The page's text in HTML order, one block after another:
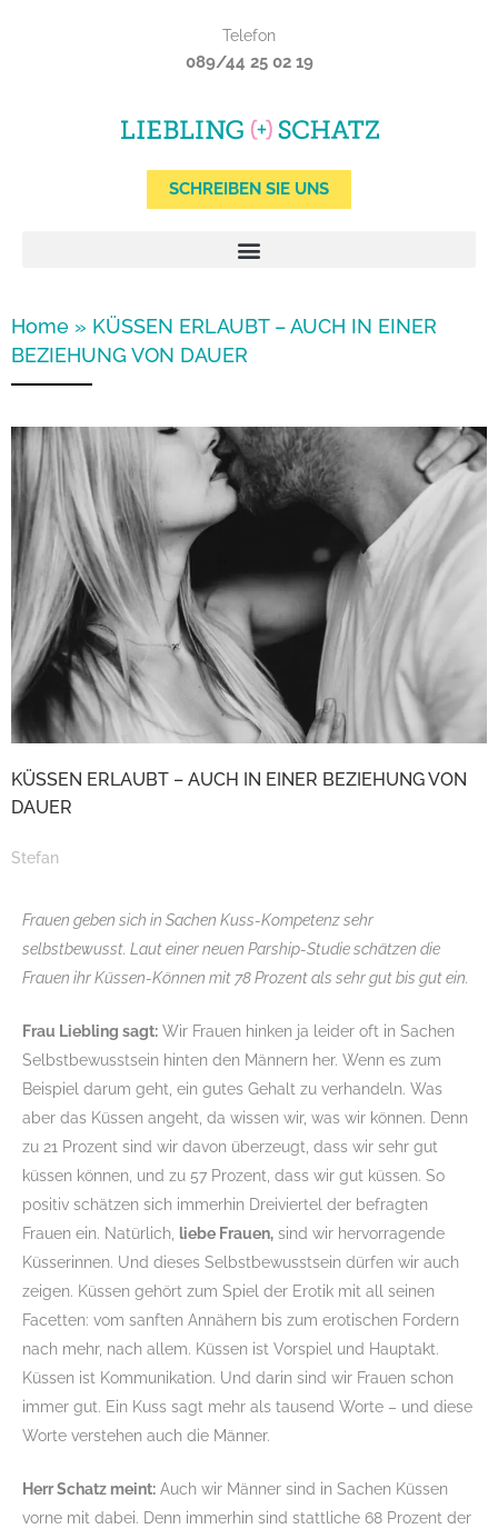
Telefon
089/44 25 02 19
SCHREIBEN SIE UNS
Home » KÜSSEN ERLAUBT – AUCH IN EINER
BEZIEHUNG VON DAUER
KÜSSEN ERLAUBT – AUCH IN EINER BEZIEHUNG VON
DAUER
Stefan
Frauen geben sich in Sachen Kuss-Kompetenz sehr
selbstbewusst. Laut einer neuen Parship-Studie schätzen die
Frauen ihr Küssen-Können mit 78 Prozent als sehr gut bis gut ein.
Frau Liebling sagt: Wir Frauen hinken ja leider oft in Sachen
Selbstbewusstsein hinten den Männern her. Wenn es zum
Beispiel darum geht, ein gutes Gehalt zu verhandeln. Was
aber das Küssen angeht, da wissen wir, was wir können. Denn
zu 21 Prozent sind wir davon überzeugt, dass wir sehr gut
küssen können, und zu 57 Prozent, dass wir gut küssen. So
positiv schätzen sich immerhin Dreiviertel der befragten
Frauen ein. Natürlich, liebe Frauen, sind wir hervorragende
Küsserinnen. Und dieses Selbstbewusstsein dürfen wir auch
zeigen. Küssen gehört zum Spiel der Erotik mit all seinen
Facetten: vom sanften Annähern bis zum erotischen Fordern
nach mehr, nach allem. Küssen ist Vorspiel und Hauptakt.
Küssen ist Kommunikation. Und darin sind wir Frauen schon
immer gut. Ein Kuss sagt mehr als tausend Worte – und diese
Worte verstehen auch die Männer.
Herr Schatz meint: Auch wir Männer sind in Sachen Küssen
vorne mit dabei. Denn immerhin sind stattliche 68 Prozent der